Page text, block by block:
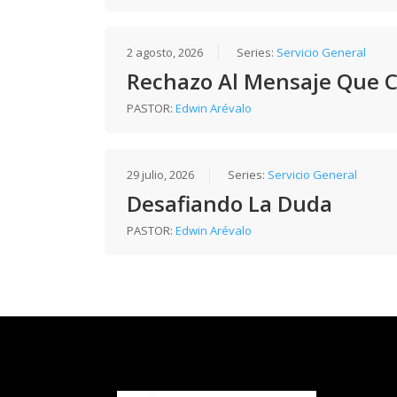
2 agosto, 2026 Series: Servicio General
Rechazo Al Mensaje Que
PASTOR:Edwin Arévalo
29 julio, 2026 Series: Servicio General
Desafiando La Duda
PASTOR:Edwin Arévalo